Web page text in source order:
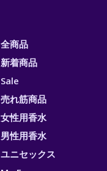
全商品
新着商品
Sale
売れ筋商品
女性用香水
男性用香水
ユニセックス